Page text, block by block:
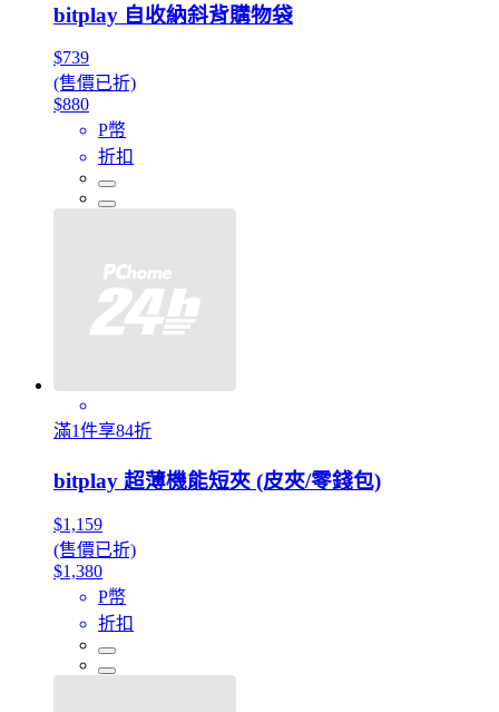
bitplay 自收納斜背購物袋
$739
(售價已折)
$880
P幣
折扣
滿1件享84折
bitplay 超薄機能短夾 (皮夾/零錢包)
$1,159
(售價已折)
$1,380
P幣
折扣